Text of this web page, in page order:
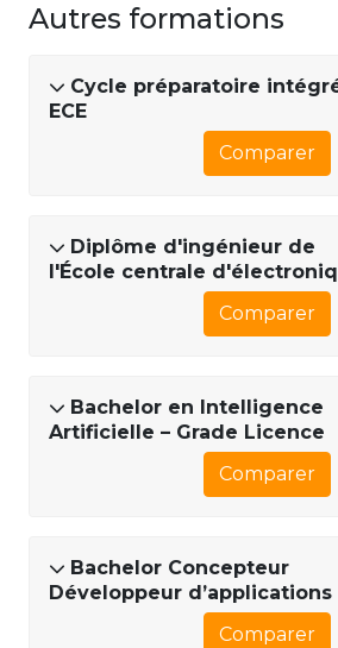
Autres formations
Cycle préparatoire
ECE
Comparer
Diplôme d'ingénieur de
l'École centrale
Comparer
Bachelor en Intelligence
Artificielle – Grade Licence
Comparer
Bachelor Concepteur
Développeur d’applications
Comparer